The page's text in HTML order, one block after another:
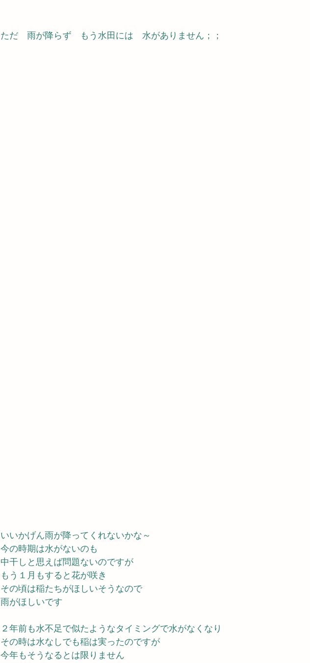
ただ　雨が降らず　もう水田には　水がありません；；
いいかげん雨が降ってくれないかな～
今の時期は水がないのも
中干しと思えば問題ないのですが
もう１月もすると花が咲き
その頃は稲たちがほしいそうなので
雨がほしいです
２年前も水不足で似たようなタイミングで水がなくなり
その時は水なしでも稲は実ったのですが
今年もそうなるとは限りません